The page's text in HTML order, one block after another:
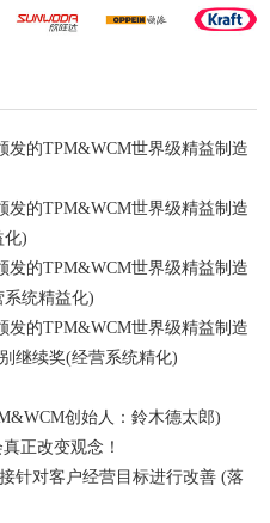
发的TPM&WCM世界级精益制造
发的TPM&WCM世界级精益制造
化)
发的TPM&WCM世界级精益制造
统精益化)
发的TPM&WCM世界级精益制造
继续奖(经营系统精化)
创始人：鈴木德太郎)
正改变观念！
针对客户经营目标进行改善 (落